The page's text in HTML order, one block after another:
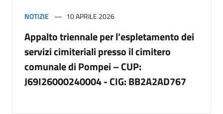
NOTIZIE 10 APRILE 2026
Appalto triennale per l’espletamento dei
servizi cimiteriali presso il cimitero
comunale di Pompei – CUP:
J69I26000240004 - CIG: BB2A2AD767